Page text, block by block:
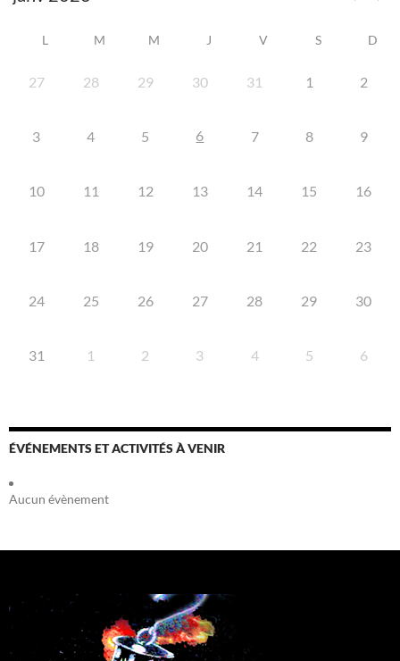
L M M J V S D
27 28 29 30 31 1 2
3 4 5 6 7 8 9
10 11 12 13 14 15 16
17 18 19 20 21 22 23
24 25 26 27 28 29 30
31 1 2 3 4 5 6
ÉVÉNEMENTS ET ACTIVITÉS À VENIR
Aucun évènement